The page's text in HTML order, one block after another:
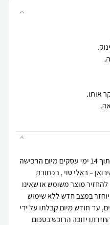
ניתן להחזיר מוצר שנרכש באתר תוך 14 ימי עסקים מיום הרכישה
– באלי טוי , בכתובת
ניתן להחזיר מוצר משומש או שאינו
במצב חדש ללא שימוש
עד חודש מיום קבלתו על ידי
יזוכה הרוכש בסכום